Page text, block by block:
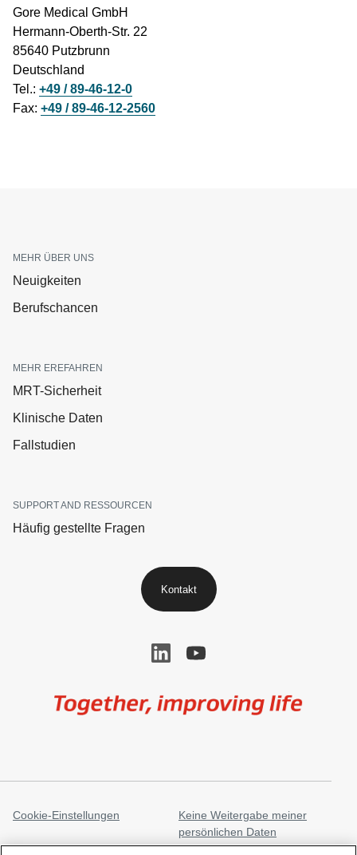
Gore Medical GmbH
Hermann-Oberth-Str. 22
85640 Putzbrunn
Deutschland
Tel.: +49 / 89-46-12-0
Fax: +49 / 89-46-12-2560
MEHR ÜBER UNS
Neuigkeiten
Berufschancen
MEHR EREFAHREN
MRT-Sicherheit
Klinische Daten
Fallstudien
SUPPORT AND RESSOURCEN
Häufig gestellte Fragen
Kontakt
Cookie-Einstellungen
Keine Weitergabe meiner
persönlichen Daten